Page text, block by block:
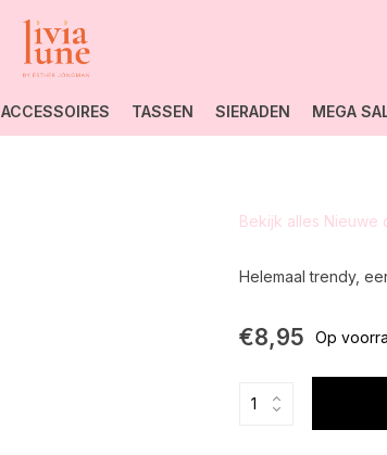
ACCESSOIRES TASSEN SIERADEN MEGA
Bekijk alles Nieuwe
Helemaal trendy,
€8,95 Op